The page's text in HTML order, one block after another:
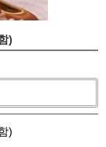
)
)